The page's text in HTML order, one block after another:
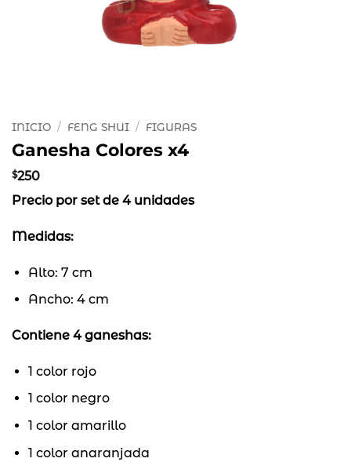
INICIO / FENG SHUI / FIGURAS
Ganesha Colores x4
$250
Precio por set de 4 unidades
Medidas:
Alto: 7 cm
Ancho: 4 cm
Contiene 4 ganeshas:
1 color rojo
1 color negro
1 color amarillo
1 color anaranjada